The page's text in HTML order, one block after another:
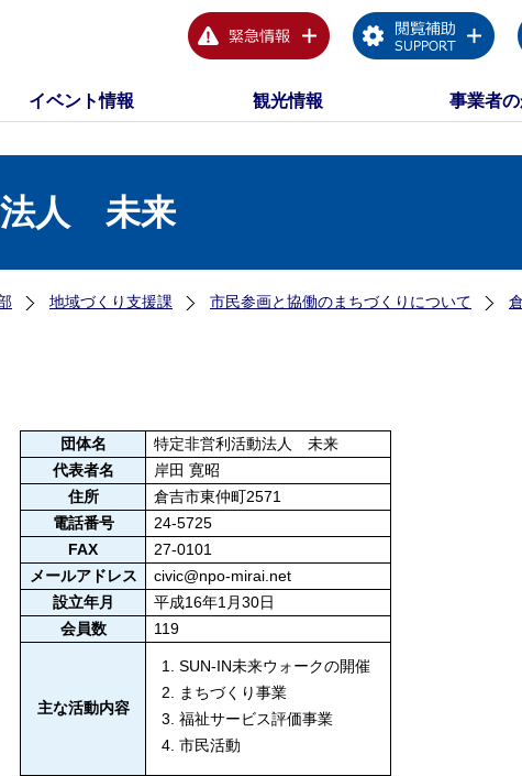
イベント情報 観光情報 事業者
法人 未来
地域づくり支援課 市民参画と協働のまちづくりについて
団体名
特定非営利活動法人 未来
代表者名
岸田 寛昭
住所
倉吉市東仲町2571
電話番号
24-5725
FAX
27-0101
メールアドレス
civic@npo-mirai.net
設立年月
平成16年1月30日
会員数
119
主な活動内容
SUN-IN未来ウォークの開催
まちづくり事業
福祉サービス評価事業
市民活動